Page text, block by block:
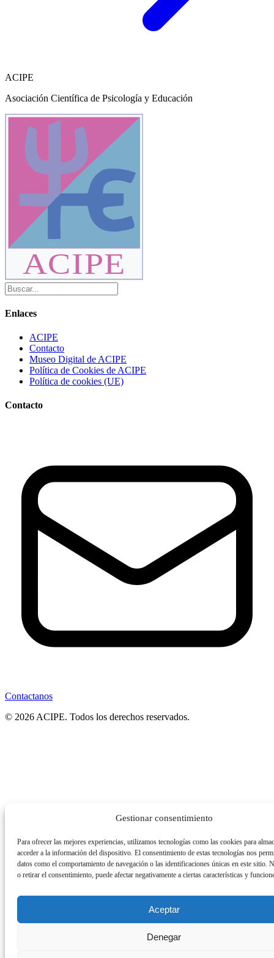
Gestionar consentimiento
Para ofrecer las mejores experiencias, utilizamos tecnologías como las cookies para
acceder a la información del dispositivo. El consentimiento de estas tecnologías nos
datos como el comportamiento de navegación o las identificaciones únicas en este sitio.
o retirar el consentimiento, puede afectar negativamente a ciertas características y
Aceptar
Denegar
ACIPE
Asociación Científica de Psicología y Educación
ACIPE
Enlaces
ACIPE
Contacto
Museo Digital de ACIPE
Política de Cookies de ACIPE
Política de cookies (UE)
Contacto
Contactanos
© 2026 ACIPE. Todos los derechos reservados.